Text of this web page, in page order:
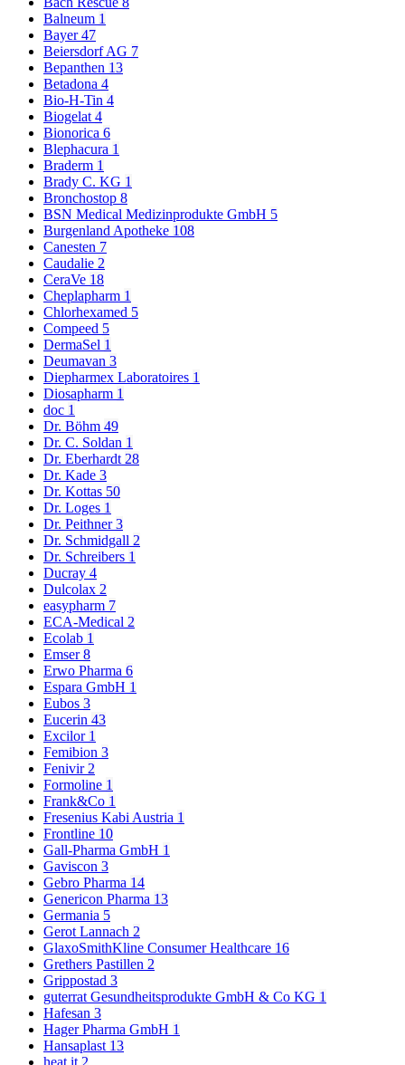
Balneum 1
Bayer47
Beiersdorf AG 7
Bepanthen 13
Betadona 4
Bio-H-Tin 4
Biogelat 4
Bionorica 6
Blephacura 1
Braderm 1
Brady C. KG 1
Bronchostop 8
BSN Medical Medizinprodukte GmbH 5
Burgenland Apotheke 108
Canesten 7
Caudalie 2
CeraVe 18
Cheplapharm 1
Chlorhexamed 5
Compeed 5
DermaSel 1
Deumavan 3
Diepharmex Laboratoires 1
Diosapharm 1
doc 1
Dr. Böhm 49
Dr. C. Soldan 1
Dr. Eberhardt 28
Dr. Kade 3
Dr. Kottas 50
Dr. Loges 1
Dr. Peithner3
Dr. Schmidgall 2
Dr. Schreibers 1
Ducray 4
Dulcolax 2
easypharm 7
ECA-Medical 2
Ecolab 1
Emser8
Erwo Pharma 6
Espara GmbH 1
Eubos 3
Eucerin 43
Excilor 1
Femibion 3
Fenivir 2
Formoline 1
Frank&Co 1
Fresenius Kabi Austria 1
Frontline 10
Gall-Pharma GmbH 1
Gaviscon 3
Gebro Pharma 14
Genericon Pharma 13
Germania 5
Gerot Lannach 2
GlaxoSmithKline Consumer Healthcare 16
Grethers Pastillen 2
Grippostad 3
guterrat Gesundheitsprodukte GmbH & Co KG 1
Hafesan 3
Hager Pharma GmbH 1
Hansaplast 13